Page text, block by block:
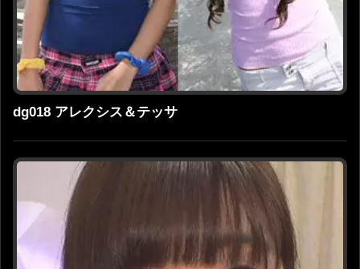
dg018 アレクシス＆テッサ